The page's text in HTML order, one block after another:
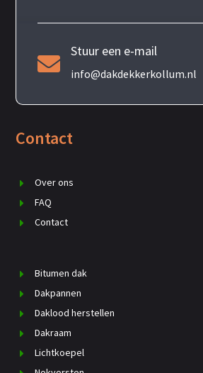

Stuur een e-mail
info@dakdekkerkollum.nl
Contact
Over ons
FAQ
Contact
Bitumen dak
Dakpannen
Daklood herstellen
Dakraam
Lichtkoepel